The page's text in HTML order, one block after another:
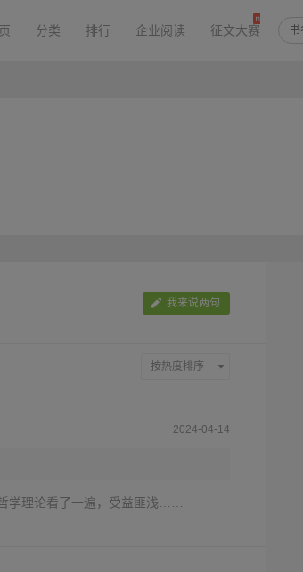
分类 排行 企业阅读 征文大赛
我来说两句
按热度排序
2024-04-14
学理论看了一遍，受益匪浅……